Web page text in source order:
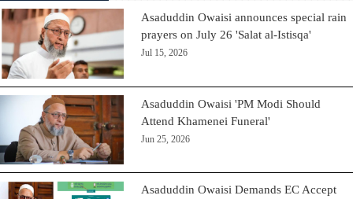
Asaduddin Owaisi announces special rain
prayers on July 26 'Salat al-Istisqa'
Jul 15, 2026
Asaduddin Owaisi 'PM Modi Should
Attend Khamenei Funeral'
Jun 25, 2026
Asaduddin Owaisi Demands EC Accept